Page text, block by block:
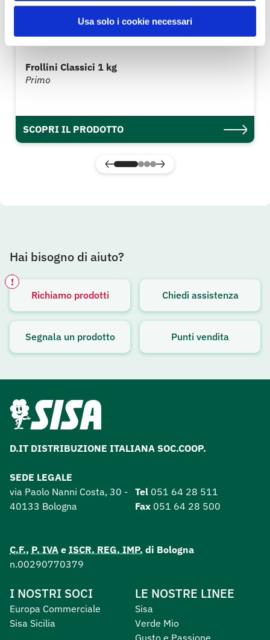
Usa solo i cookie necessari
Frollini Classici 1 kg
Primo
SCOPRI IL PRODOTTO
Hai bisogno di aiuto?
Richiamo prodotti
!
Avviso attivo
Chiedi assistenza
Segnala un prodotto Punti vendita
D.IT DISTRIBUZIONE ITALIANA SOC.COOP.
SEDE LEGALE
via Paolo Nanni Costa, 30 -
40133 Bologna
Tel 051 64 28 511
Fax 051 64 28 500
C.F., P. IVA e ISCR. REG. IMP. di Bologna
n.00290770379
I NOSTRI SOCI
Europa Commerciale
Sisa Sicilia
LE NOSTRE LINEE
Sisa
Verde Mio
Gusto e Passione